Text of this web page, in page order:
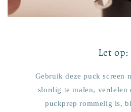
Let op:
Gebruik deze puck screen
slordig te malen, verdelen
puckprep rommelig is,